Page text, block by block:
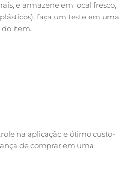
e armazene em local fresco,
faça um teste em uma
do item.
na aplicação e ótimo custo-
de comprar em uma